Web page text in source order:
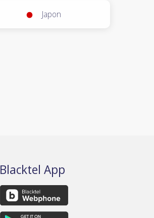
Japon
Blacktel App